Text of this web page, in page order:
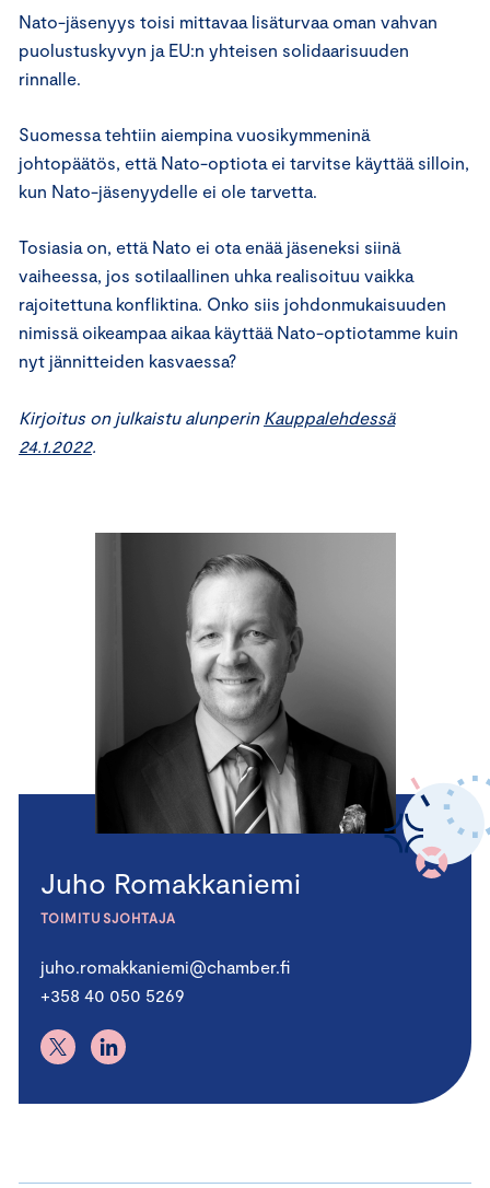
Nato-jäsenyys toisi mittavaa lisäturvaa oman vahvan
puolustuskyvyn ja EU:n yhteisen solidaarisuuden
rinnalle.
Suomessa tehtiin aiempina vuosikymmeninä
johtopäätös, että Nato-optiota ei tarvitse käyttää silloin,
kun Nato-jäsenyydelle ei ole tarvetta.
Tosiasia on, että Nato ei ota enää jäseneksi siinä
vaiheessa, jos sotilaallinen uhka realisoituu vaikka
rajoitettuna konfliktina. Onko siis johdonmukaisuuden
nimissä oikeampaa aikaa käyttää Nato-optiotamme kuin
nyt jännitteiden kasvaessa?
Kirjoitus on julkaistu alunperin Kauppalehdessä
24.1.2022.
Juho Romakkaniemi
TOIMITUSJOHTAJA
juho.romakkaniemi@chamber.fi
+358 40 050 5269